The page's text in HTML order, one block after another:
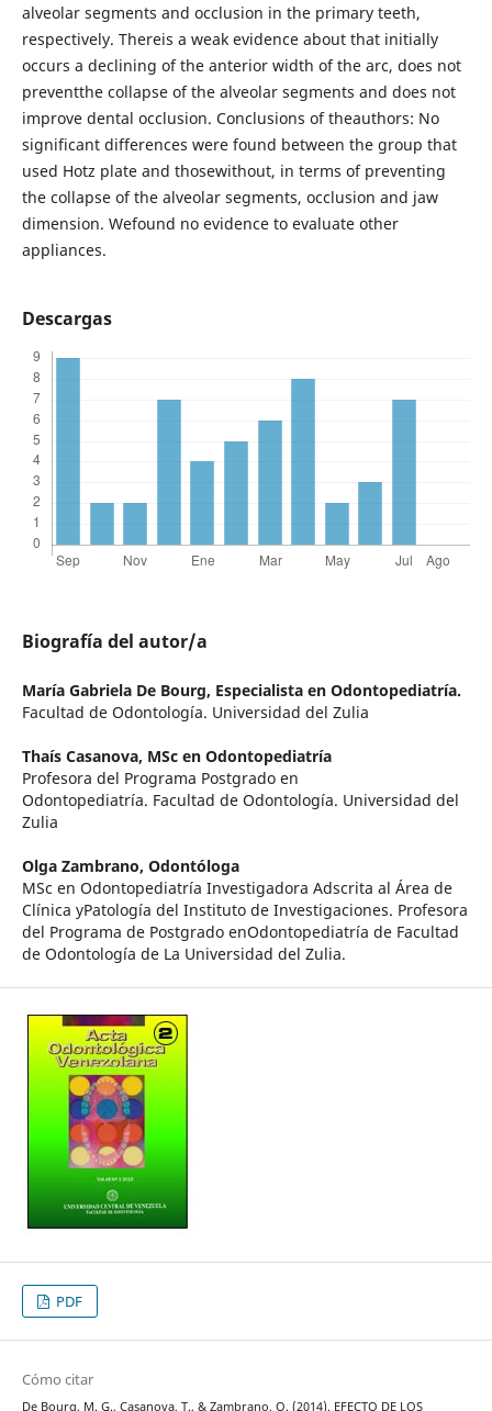
alveolar segments and occlusion in the primary teeth,
respectively. Thereis a weak evidence about that initially
occurs a declining of the anterior width of the arc, does not
preventthe collapse of the alveolar segments and does not
improve dental occlusion. Conclusions of theauthors: No
significant differences were found between the group that
used Hotz plate and thosewithout, in terms of preventing
the collapse of the alveolar segments, occlusion and jaw
dimension. Wefound no evidence to evaluate other
appliances.
Descargas
Biografía del autor/a
María Gabriela De Bourg, Especialista en Odontopediatría.
Facultad de Odontología. Universidad del Zulia
Thaís Casanova, MSc en Odontopediatría
Profesora del Programa Postgrado en
Odontopediatría. Facultad de Odontología. Universidad del
Zulia
Olga Zambrano, Odontóloga
MSc en Odontopediatría Investigadora Adscrita al Área de
Clínica yPatología del Instituto de Investigaciones. Profesora
del Programa de Postgrado enOdontopediatría de Facultad
de Odontología de La Universidad del Zulia.
PDF
Cómo citar
De Bourg, M. G., Casanova, T., & Zambrano, O. (2014). EFECTO DE LOS